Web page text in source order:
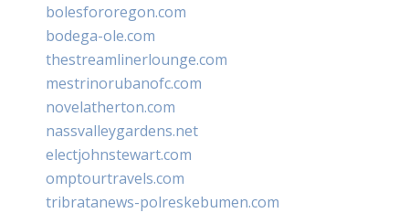
bolesfororegon.com
bodega-ole.com
thestreamlinerlounge.com
mestrinorubanofc.com
novelatherton.com
nassvalleygardens.net
electjohnstewart.com
omptourtravels.com
tribratanews-polreskebumen.com